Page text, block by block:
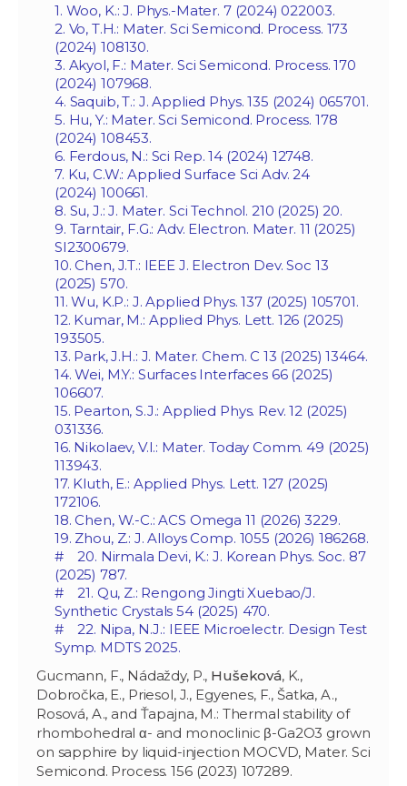
1. Woo, K.: J. Phys.-Mater. 7 (2024) 022003.
2. Vo, T.H.: Mater. Sci Semicond. Process. 173
(2024) 108130.
3. Akyol, F.: Mater. Sci Semicond. Process. 170
(2024) 107968.
4. Saquib, T.: J. Applied Phys. 135 (2024) 065701.
5. Hu, Y.: Mater. Sci Semicond. Process. 178
(2024) 108453.
6. Ferdous, N.: Sci Rep. 14 (2024) 12748.
7. Ku, C.W.:Applied Surface Sci Adv. 24
(2024) 100661.
8. Su, J.: J. Mater. Sci Technol. 210 (2025) 20.
9. Tarntair, F.G.: Adv. Electron. Mater. 11 (2025)
SI2300679.
10. Chen, J.T.: IEEE J. Electron Dev. Soc 13
(2025) 570.
11. Wu, K.P.: J. Applied Phys. 137 (2025) 105701.
12. Kumar, M.: Applied Phys. Lett. 126 (2025)
193505.
13. Park, J.H.: J. Mater. Chem. C 13 (2025) 13464.
14. Wei, M.Y.: Surfaces Interfaces 66 (2025)
106607.
15. Pearton, S.J.: Applied Phys. Rev. 12 (2025)
031336.
16. Nikolaev, V.I.: Mater. Today Comm. 49 (2025)
113943.
17. Kluth, E.: Applied Phys. Lett. 127 (2025)
172106.
18. Chen, W.-C.: ACS Omega 11 (2026) 3229.
19. Zhou, Z.: J. Alloys Comp. 1055 (2026) 186268.
# 20. Nirmala Devi, K.: J. Korean Phys. Soc. 87
(2025) 787.
# 21. Qu, Z.: Rengong Jingti Xuebao/J.
Synthetic Crystals 54 (2025) 470.
# 22. Nipa, N.J.: IEEE Microelectr. Design Test
Symp. MDTS 2025.
Gucmann, F., Nádaždy, P., Hušeková, K.,
Dobročka, E., Priesol, J., Egyenes, F., Šatka, A.,
Rosová, A., and Ťapajna, M.: Thermal stability of
rhombohedral α- and monoclinic β-Ga2O3 grown
on sapphire by liquid-injection MOCVD, Mater. Sci
Semicond. Process. 156 (2023) 107289.